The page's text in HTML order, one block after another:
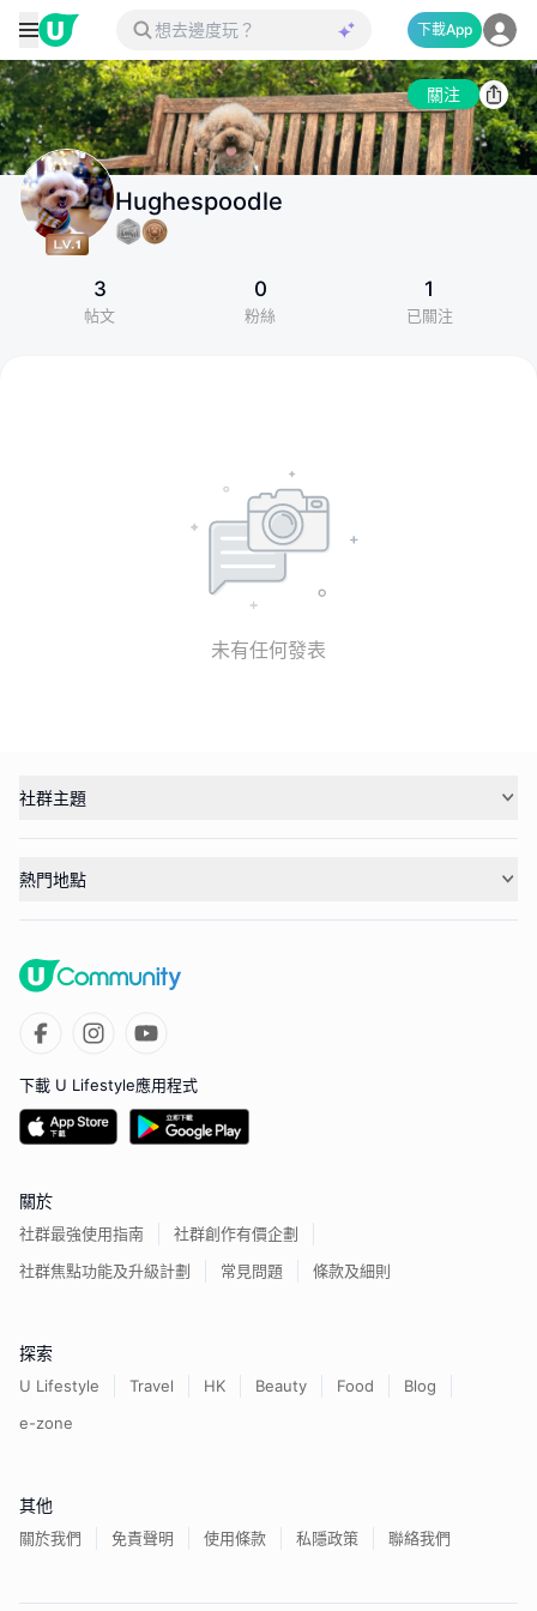
下載App
關注
Hughespoodle
3
帖文
0
粉絲
1
已關注
未有任何發表
社群主題
熱門地點
下載 U Lifestyle應用程式
關於
社群最強使用指南
社群創作有價企劃
社群焦點功能及升級計劃
常見問題 條款及細則
探索
U Lifestyle Travel HK Beauty Food
Blog
e-zone
其他
關於我們 免責聲明 使用條款 私隱政策 聯絡我們